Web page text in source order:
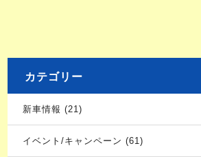
カテゴリー
新車情報 (21)
イベント/キャンペーン (61)